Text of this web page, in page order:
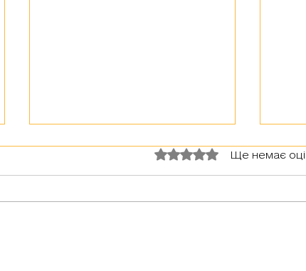
Оцінка: 0 з 5 зірок.Ще немає